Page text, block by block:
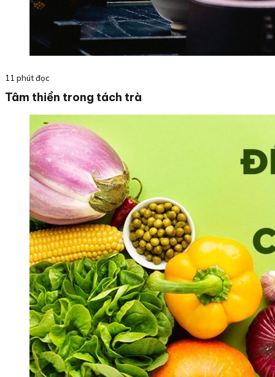
11 phút đọc
Tâm thiền trong tách trà